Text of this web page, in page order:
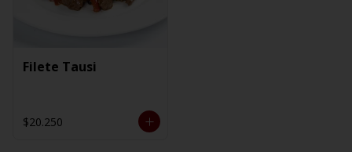
Filete Tausi
$20.250